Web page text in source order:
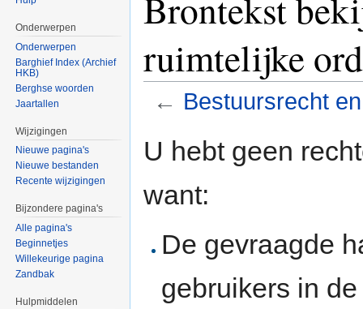
ruimtelijke
← Bestuursrecht
U hebt geen
want:
De gevraagde
gebruikers in
Onderwerpen
Onderwerpen
Barghief Index (Archief
HKB)
Berghse woorden
Jaartallen
Wijzigingen
Nieuwe pagina's
Nieuwe bestanden
Recente wijzigingen
Bijzondere pagina's
Alle pagina's
Beginnetjes
Willekeurige pagina
Zandbak
Hulpmiddelen